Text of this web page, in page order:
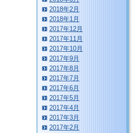
2018年2月
2018年1月
2017年12月
2017年11月
2017年10月
2017年9月
2017年8月
2017年7月
2017年6月
2017年5月
2017年4月
2017年3月
2017年2月